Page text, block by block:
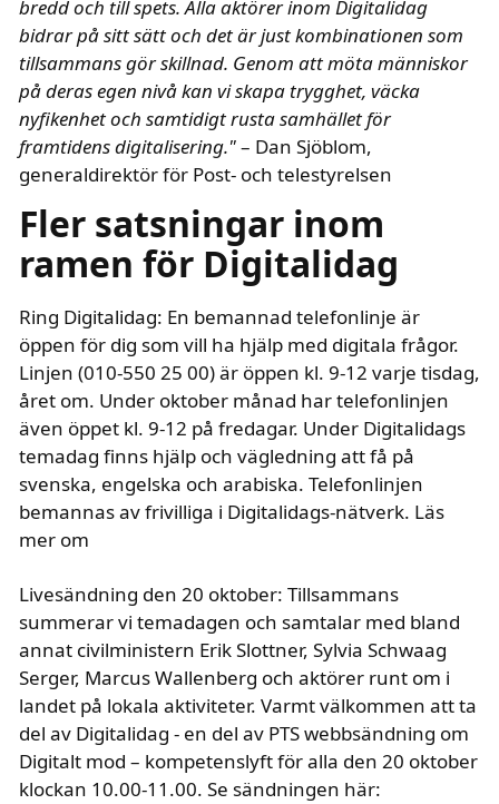
bredd och till spets. Alla aktörer inom Digitalidag
bidrar på sitt sätt och det är just kombinationen som
tillsammans gör skillnad. Genom att möta människor
på deras egen nivå kan vi skapa trygghet, väcka
nyfikenhet och samtidigt rusta samhället för
framtidens digitalisering."– Dan Sjöblom,
generaldirektör för Post- och telestyrelsen
text i fetstil
Fler satsningar inom
ramen för Digitalidag
Ring Digitalidag: En bemannad telefonlinje är
öppen för dig som vill ha hjälp med digitala frågor.
Linjen (010-550 25 00) är öppen kl. 9-12 varje tisdag,
året om. Under oktober månad har telefonlinjen
även öppet kl. 9-12 på fredagar. Under Digitalidags
temadag finns hjälp och vägledning att få på
svenska, engelska och arabiska. Telefonlinjen
bemannas av frivilliga i Digitalidags-nätverk. Läs
mer om
Livesändning den 20 oktober: Tillsammans
summerar vi temadagen och samtalar med bland
annat civilministern Erik Slottner, Sylvia Schwaag
Serger, Marcus Wallenberg och aktörer runt om i
landet på lokala aktiviteter. Varmt välkommen att ta
del av Digitalidag - en del av PTS webbsändning om
Digitalt mod – kompetenslyft för alla den 20 oktober
klockan 10.00-11.00. Se sändningen här: